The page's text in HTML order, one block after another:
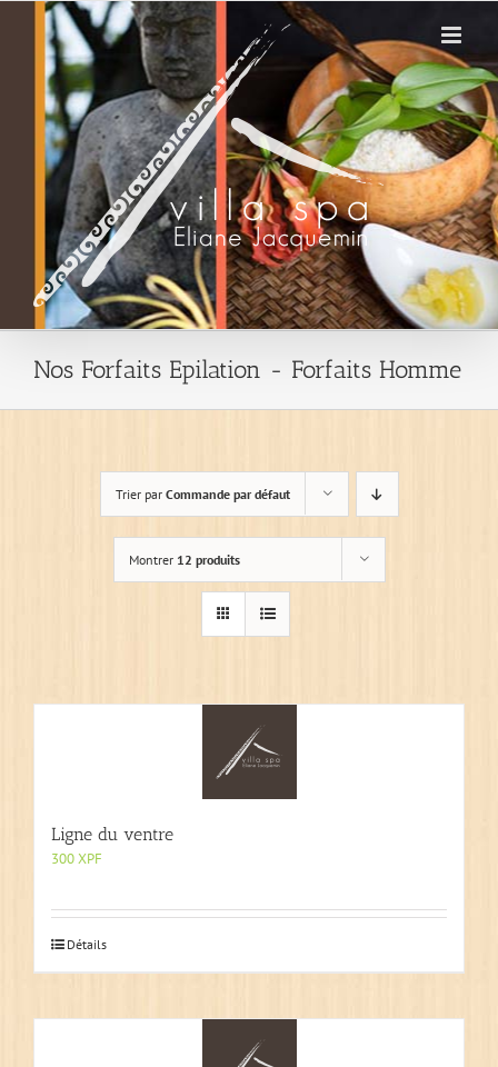
Nos Forfaits Epilation - Forfaits Homme
Trier par Commande par défaut
Montrer 12 produits
Ligne du ventre
300XPF
Détails